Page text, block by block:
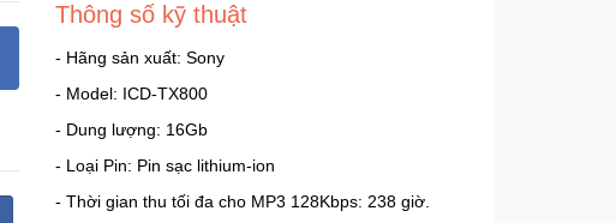
Thông số kỹ thuật
- Hãng sản xuất: Sony
- Model: ICD-TX800
- Dung lượng: 16Gb
- Loại Pin: Pin sạc lithium-ion
- Thời gian thu tối đa cho MP3 128Kbps: 238 giờ.